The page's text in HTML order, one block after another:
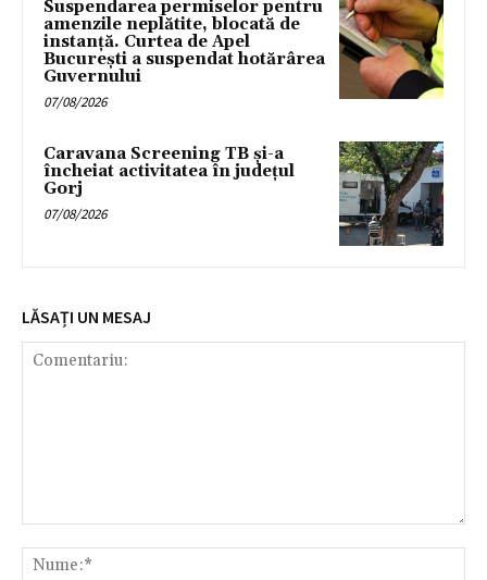
Suspendarea permiselor pentru
amenzile neplătite, blocată de
instanță. Curtea de Apel
București a suspendat hotărârea
Guvernului
07/08/2026
Caravana Screening TB și-a
încheiat activitatea în județul
Gorj
07/08/2026
LĂSAȚI UN MESAJ